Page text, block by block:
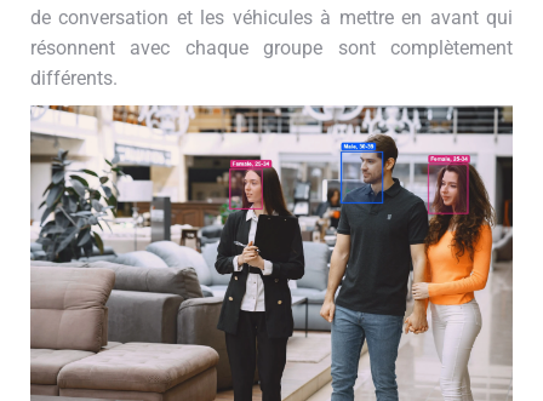
de conversation et les véhicules à mettre en avant qui
résonnent avec chaque groupe sont complètement
différents.